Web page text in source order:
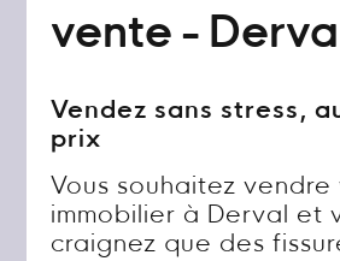
vente -
Vendez sans stress,
prix
Vous souhaitez
immobilier à Derval et
craignez que des